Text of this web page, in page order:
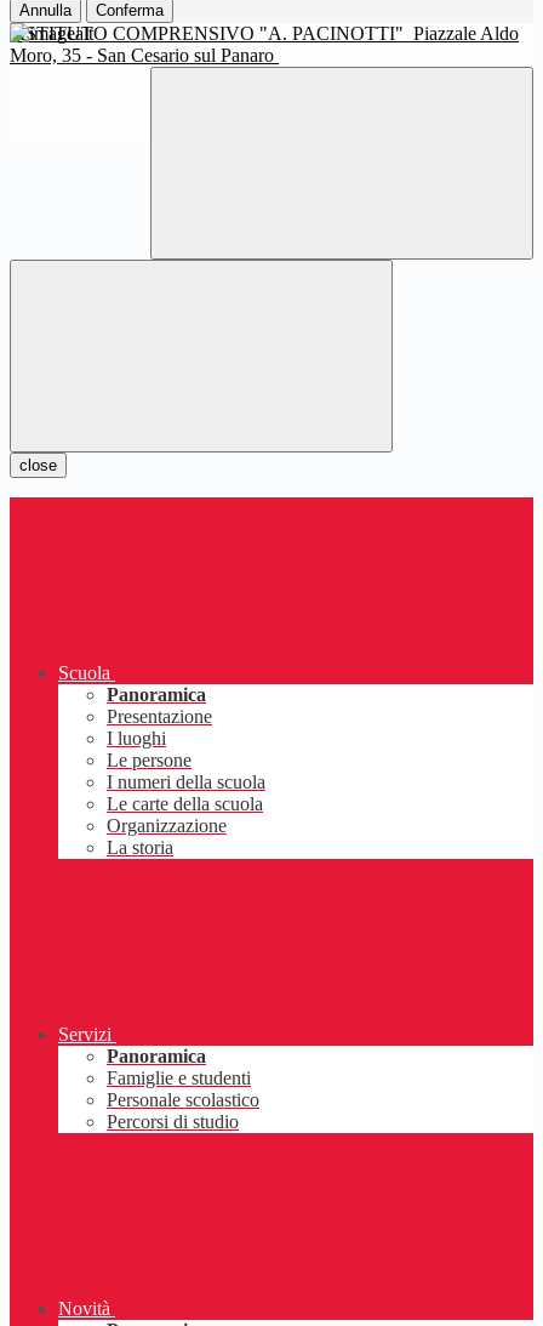
Annulla Conferma
ISTITUTO COMPRENSIVO "A. PACINOTTI" Piazzale Aldo
Moro, 35 - San Cesario sul Panaro
close
Scuola
Panoramica
Presentazione
I luoghi
Le persone
I numeri della scuola
Le carte della scuola
Organizzazione
La storia
Servizi
Panoramica
Famiglie e studenti
Personale scolastico
Percorsi di studio
Novità